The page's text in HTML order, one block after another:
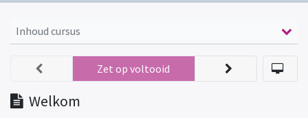
Inhoud cursus
Welkom
Zet op voltooid